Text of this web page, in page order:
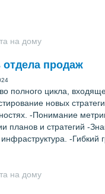
на дому
отдела продаж
полного цикла,
новых
-Понимание
планов и стратегий -
-
на дому